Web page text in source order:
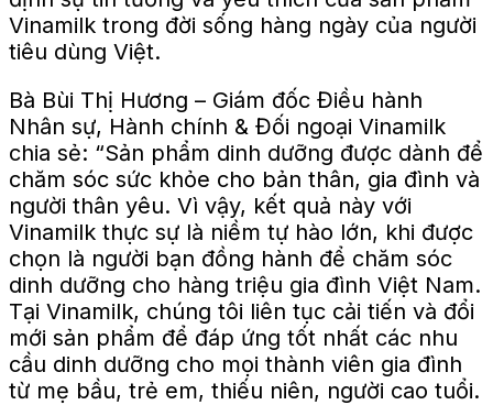
Vinamilk trong đời sống hàng ngày của người
tiêu dùng Việt.
Bà Bùi Thị Hương – Giám đốc Điều hành
Nhân sự, Hành chính & Đối ngoại Vinamilk
chia sẻ: “Sản phẩm dinh dưỡng được dành để
chăm sóc sức khỏe cho bản thân, gia đình và
người thân yêu. Vì vậy, kết quả này với
Vinamilk thực sự là niềm tự hào lớn, khi được
chọn là người bạn đồng hành để chăm sóc
dinh dưỡng cho hàng triệu gia đình Việt Nam.
Tại Vinamilk, chúng tôi liên tục cải tiến và đổi
mới sản phẩm để đáp ứng tốt nhất các nhu
cầu dinh dưỡng cho mọi thành viên gia đình
từ mẹ bầu, trẻ em, thiếu niên, người cao tuổi.